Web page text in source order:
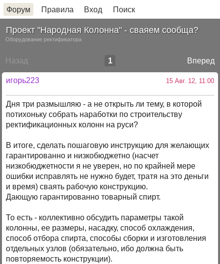
Форум Правила Вход Поиск
Проект "Народная Колонна" - сваяем сообща?
Оборудование ректификатора
Назад Вперед
1
игорь223 15 Авг. 12, 11:00
Дня три размышляю - а не открыть ли тему, в которой
потихоньку собрать наработки по строительству
ректификационных колонн на руси?
В итоге, сделать пошаговую инструкцию для желающих
гарантированно и низкобюджетно (насчет
низкобюджетности я не уверен, но по крайней мере
ошибки исправлять не нужно будет, тратя на это деньги
и время) сваять рабочую конструкцию.
Дающую гарантированно товарный спирт.
То есть - коллективно обсудить параметры такой
колонны, ее размеры, насадку, способ охлаждения,
способ отбора спирта, способы сборки и изготовления
отдельных узлов (обязательно, ибо должна быть
повторяемость конструкции).